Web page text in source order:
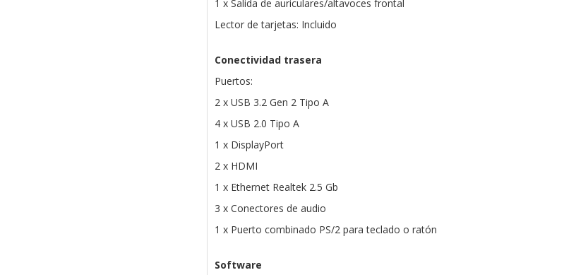
1 x Salida de auriculares/altavoces frontal
Lector de tarjetas: Incluido
Conectividad trasera
Puertos:
2 x USB 3.2 Gen 2 Tipo A
4 x USB 2.0 Tipo A
1 x DisplayPort
2 x HDMI
1 x Ethernet Realtek 2.5 Gb
3 x Conectores de audio
1 x Puerto combinado PS/2 para teclado o ratón
Software